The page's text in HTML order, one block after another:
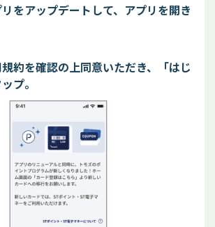
をアップデートして、アプリを開き
約を確認の上同意いただき、「はじ
プ。